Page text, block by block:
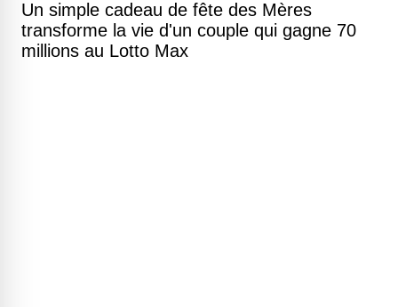
Un simple cadeau de fête des Mères
transforme la vie d'un couple qui gagne 70
millions au Lotto Max